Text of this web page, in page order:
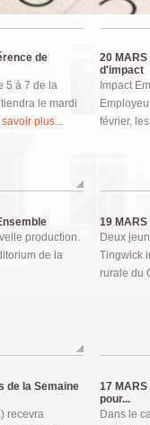
de
5 à 7 de la
le mardi
savoir plus...
20 MARS
d'impact
Impact
février,
production.
de la
19 MARS
Deux
Tingwick
rurale du
de la Semaine
recevra
17 MARS
pour...
Dans le